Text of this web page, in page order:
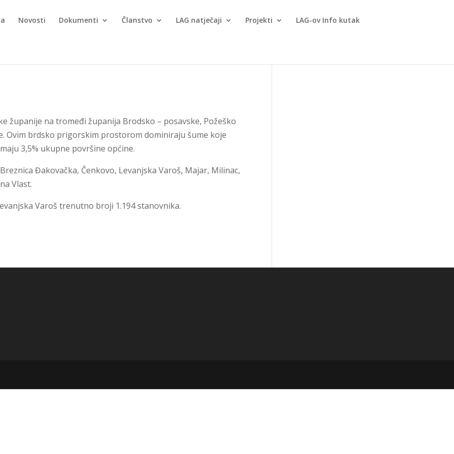
Novosti Dokumenti Članstvo LAG natječaji Projekti LAG-ov Info kutak
županije na tromeđi županija Brodsko – posavske, Požeško
Ovim brdsko prigorskim prostorom dominiraju šume koje
3,5% ukupne površine općine.
Đakovačka, Čenkovo, Levanjska Varoš, Majar, Milinac,
Vlast.
Varoš trenutno broji 1.194 stanovnika.